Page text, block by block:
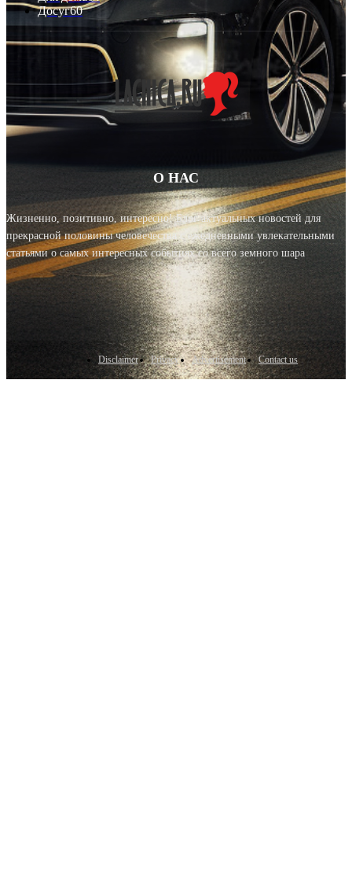
Досуг60
О НАС
Жизненно, позитивно, интересно! Блог актуальных новостей для
прекрасной половины человечества с ежедневными увлекательными
статьями о самых интересных событиях со всего земного шара
Disclaimer Privacy Advertisement Contact us